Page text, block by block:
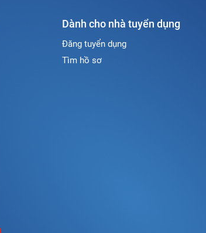
Dành cho nhà tuyển dụng
Đăng tuyển dụng
Tìm hồ sơ